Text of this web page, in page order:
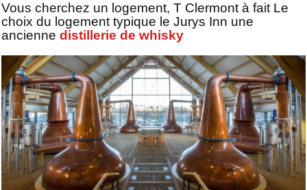
Vous cherchez un logement, T Clermont à fait Le
choix du logement typique le Jurys Inn une
ancienne distillerie de whisky